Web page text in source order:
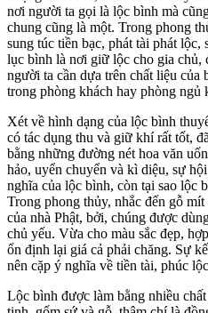
nơi người ta gọi là lộc bình mà
chung cũng là một. Trong phong
sung túc tiền bạc, phát tài phát
lục bình là nơi giữ lộc cho gia chủ,
người ta cần dựa trên chất liệu của
trong phòng khách hay phòng ngủ
Xét về hình dạng của lộc bình
có tác dụng thu và giữ khí rất tốt,
bằng những đường nét hoa văn
hảo, uyển chuyển và kì diệu, sự
nghĩa của lộc bình, còn tại sao lộc
Trong phong thủy, nhắc đến gỗ
của nhà Phật, bởi, chúng được
chủ yếu. Vừa cho màu sắc đẹp,
ổn định lại giá cả phải chăng. Sự
nên cặp ý nghĩa về tiền tài, phúc
Lộc bình được làm bằng nhiều